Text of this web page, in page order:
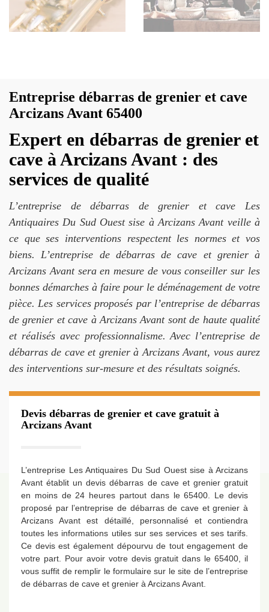
Entreprise débarras de grenier et cave
Arcizans Avant 65400
Expert en débarras de grenier et
cave à Arcizans Avant : des
services de qualité
L’entreprise de débarras de grenier et cave Les
Antiquaires Du Sud Ouest sise à Arcizans Avant veille à
ce que ses interventions respectent les normes et vos
biens. L’entreprise de débarras de cave et grenier à
Arcizans Avant sera en mesure de vous conseiller sur les
bonnes démarches à faire pour le déménagement de votre
pièce. Les services proposés par l’entreprise de débarras
de grenier et cave à Arcizans Avant sont de haute qualité
et réalisés avec professionnalisme. Avec l’entreprise de
débarras de cave et grenier à Arcizans Avant, vous aurez
des interventions sur-mesure et des résultats soignés.
Devis débarras de grenier et cave gratuit à
Arcizans Avant
L’entreprise Les Antiquaires Du Sud Ouest sise à Arcizans
Avant établit un devis débarras de cave et grenier gratuit
en moins de 24 heures partout dans le 65400. Le devis
proposé par l’entreprise de débarras de cave et grenier à
Arcizans Avant est détaillé, personnalisé et contiendra
toutes les informations utiles sur ses services et ses tarifs.
Ce devis est également dépourvu de tout engagement de
votre part. Pour avoir votre devis gratuit dans le 65400, il
vous suffit de remplir le formulaire sur le site de l’entreprise
de débarras de cave et grenier à Arcizans Avant.